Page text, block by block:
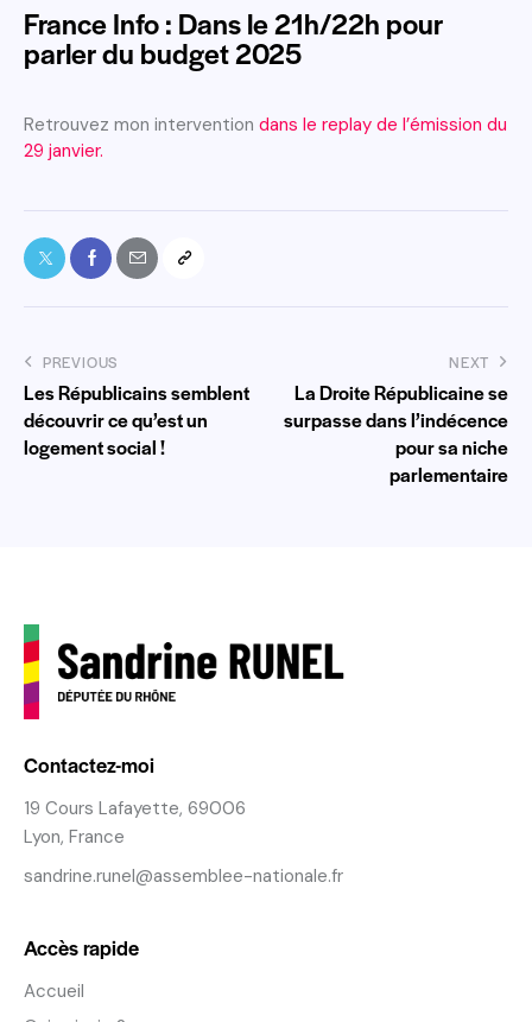
France Info : Dans le 21h/22h pour
parler du budget 2025
Retrouvez mon intervention dans le replay de l’émission du
29 janvier.
PREVIOUS
Les Républicains semblent
découvrir ce qu’est un
logement social !
NEXT
La Droite Républicaine se
surpasse dans l’indécence
pour sa niche
parlementaire
Contactez-moi
19 Cours Lafayette, 69006
Lyon, France
sandrine.runel@assemblee-nationale.fr
Accès rapide
Accueil